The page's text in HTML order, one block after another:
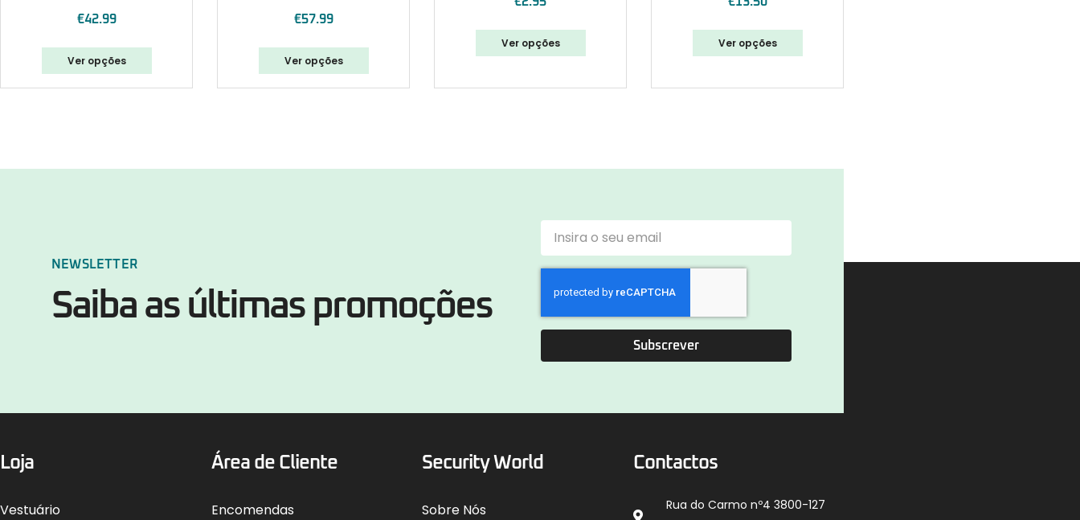
€42.99
Ver opções
€57.99
Ver opções
Ver opções Ver opções
NEWSLETTER
Saiba as últimas promoções
Subscrever
Loja
Vestuário
Área de Cliente
Encomendas
Security World
Sobre Nós
Contactos
Rua do Carmo nº4 3800-127